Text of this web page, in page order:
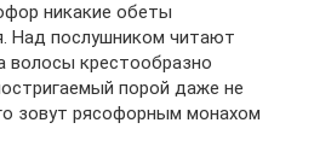
никакие обеты
Над послушником читают
волосы крестообразно
порой даже не
зовут рясофорным монахом